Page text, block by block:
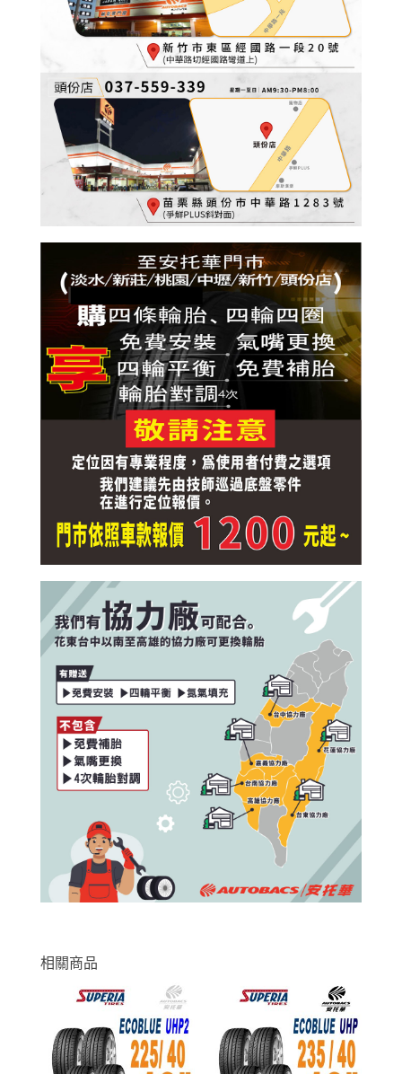
相關商品